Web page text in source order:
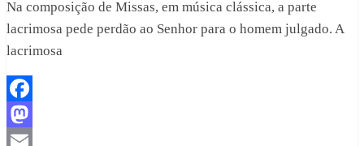
Na composição de Missas, em música clássica, a parte
lacrimosa pede perdão ao Senhor para o homem julgado. A
lacrimosa
Facebook
Mastodon